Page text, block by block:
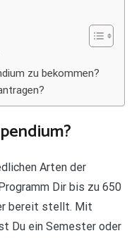
zu bekommen?
Arten der
Dir bis zu 650
bereit stellt. Mit
Du ein Semester oder